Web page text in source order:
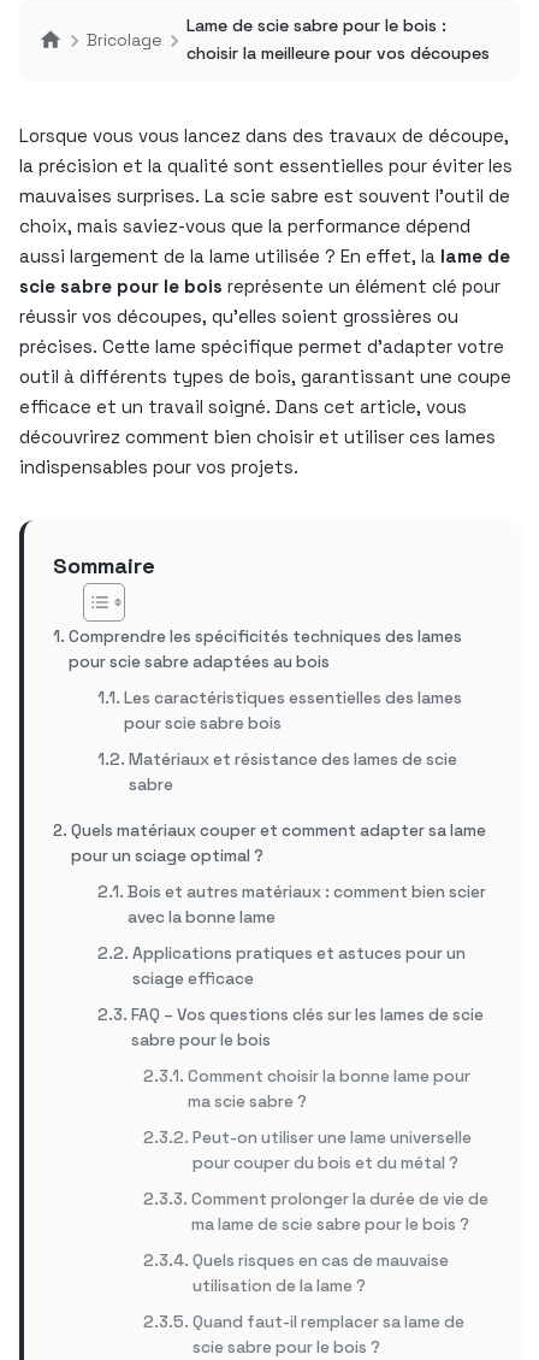
Bricolage
Lame de scie sabre pour le bois :
choisir la meilleure pour vos découpes
Lorsque vous vous lancez dans des travaux de découpe,
la précision et la qualité sont essentielles pour éviter les
mauvaises surprises. La scie sabre est souvent l’outil de
choix, mais saviez-vous que la performance dépend
aussi largement de la lame utilisée ? En effet, la lame de
scie sabre pour le bois représente un élément clé pour
réussir vos découpes, qu’elles soient grossières ou
précises. Cette lame spécifique permet d’adapter votre
outil à différents types de bois, garantissant une coupe
efficace et un travail soigné. Dans cet article, vous
découvrirez comment bien choisir et utiliser ces lames
indispensables pour vos projets.
Sommaire
Comprendre les spécificités techniques des lames
pour scie sabre adaptées au bois
Les caractéristiques essentielles des lames
pour scie sabre bois
Matériaux et résistance des lames de scie
sabre
Quels matériaux couper et comment adapter sa lame
pour un sciage optimal ?
Bois et autres matériaux : comment bien scier
avec la bonne lame
Applications pratiques et astuces pour un
sciage efficace
FAQ – Vos questions clés sur les lames de scie
sabre pour le bois
Comment choisir la bonne lame pour
ma scie sabre ?
Peut-on utiliser une lame universelle
pour couper du bois et du métal ?
Comment prolonger la durée de vie de
ma lame de scie sabre pour le bois ?
Quels risques en cas de mauvaise
utilisation de la lame ?
Quand faut-il remplacer sa lame de
scie sabre pour le bois ?